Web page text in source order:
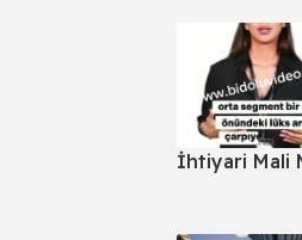
İhtiyari Mali